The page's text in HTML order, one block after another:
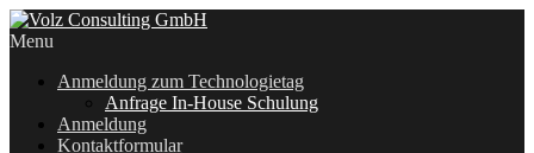
Menu
Anmeldung zum Technologietag
Anfrage In-House Schulung
Anmeldung
Kontaktformular